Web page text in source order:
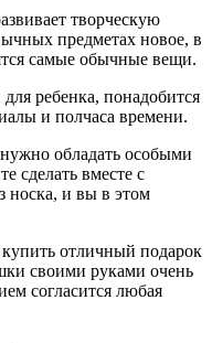
творческую
предметах новое, в
самые обычные вещи.
ребенка, понадобится
и полчаса времени.
обладать особыми
сделать вместе с
носка, и вы в этом
отличный подарок
своими руками очень
согласится любая